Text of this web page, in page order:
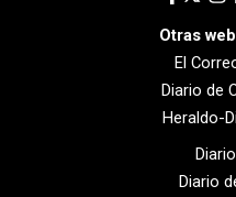
Otras
El
Diario de
Heraldo-
Diario